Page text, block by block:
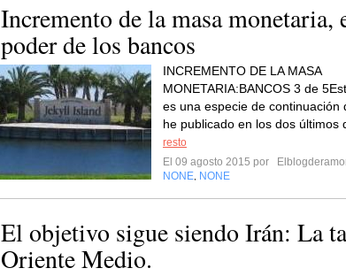
Incremento de la masa monetaria,
poder de los bancos
INCREMENTO DE LA MASA
MONETARIA:BANCOS 3 de
es una especie de continuación
he publicado en los dos últimos
resto
El 09 agosto 2015 por
NONE NONE
El objetivo sigue siendo Irán: La
Oriente Medio.